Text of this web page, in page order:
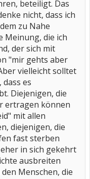
beteiligt. Das
nicht, dass ich
zu Nahe
Meinung, die ich
der sich mit
"mir gehts aber
vielleicht solltet
es
Diejenigen, die
ertragen können
mit allen
diejenigen, die
fast sterben
in sich gekehrt
ausbreiten
Menschen, die